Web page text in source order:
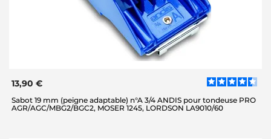
13,90 €
Sabot 19 mm (peigne adaptable) n°A 3/4 ANDIS pour tondeuse PRO
AGR/AGC/MBG2/BGC2, MOSER 1245, LORDSON LA9010/60